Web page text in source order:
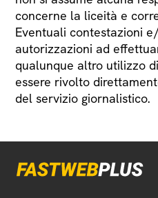
concerne la liceità e
Eventuali contestazioni
autorizzazioni ad
qualunque altro utilizzo
essere rivolto
del servizio giornalistico.